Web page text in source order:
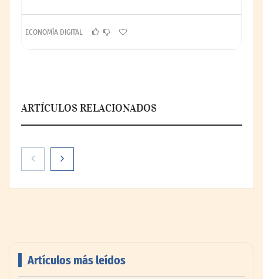
ECONOMÍA DIGITAL
ARTÍCULOS RELACIONADOS
Artículos más leídos